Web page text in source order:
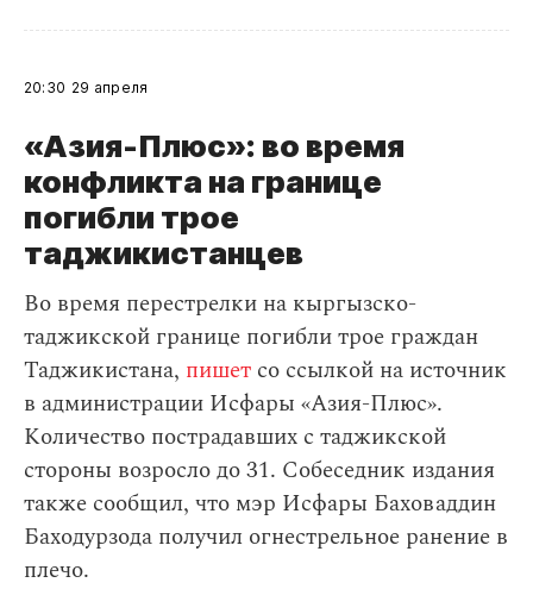
20:30 29 апреля
«Азия-Плюс»: во время
конфликта на границе
погибли трое
таджикистанцев
Во время перестрелки на кыргызско-
таджикской границе погибли трое граждан
Таджикистана, пишет со ссылкой на источник
в администрации Исфары «Азия-Плюс».
Количество пострадавших с таджикской
стороны возросло до 31. Собеседник издания
также сообщил, что мэр Исфары Баховаддин
Баходурзода получил огнестрельное ранение в
плечо.